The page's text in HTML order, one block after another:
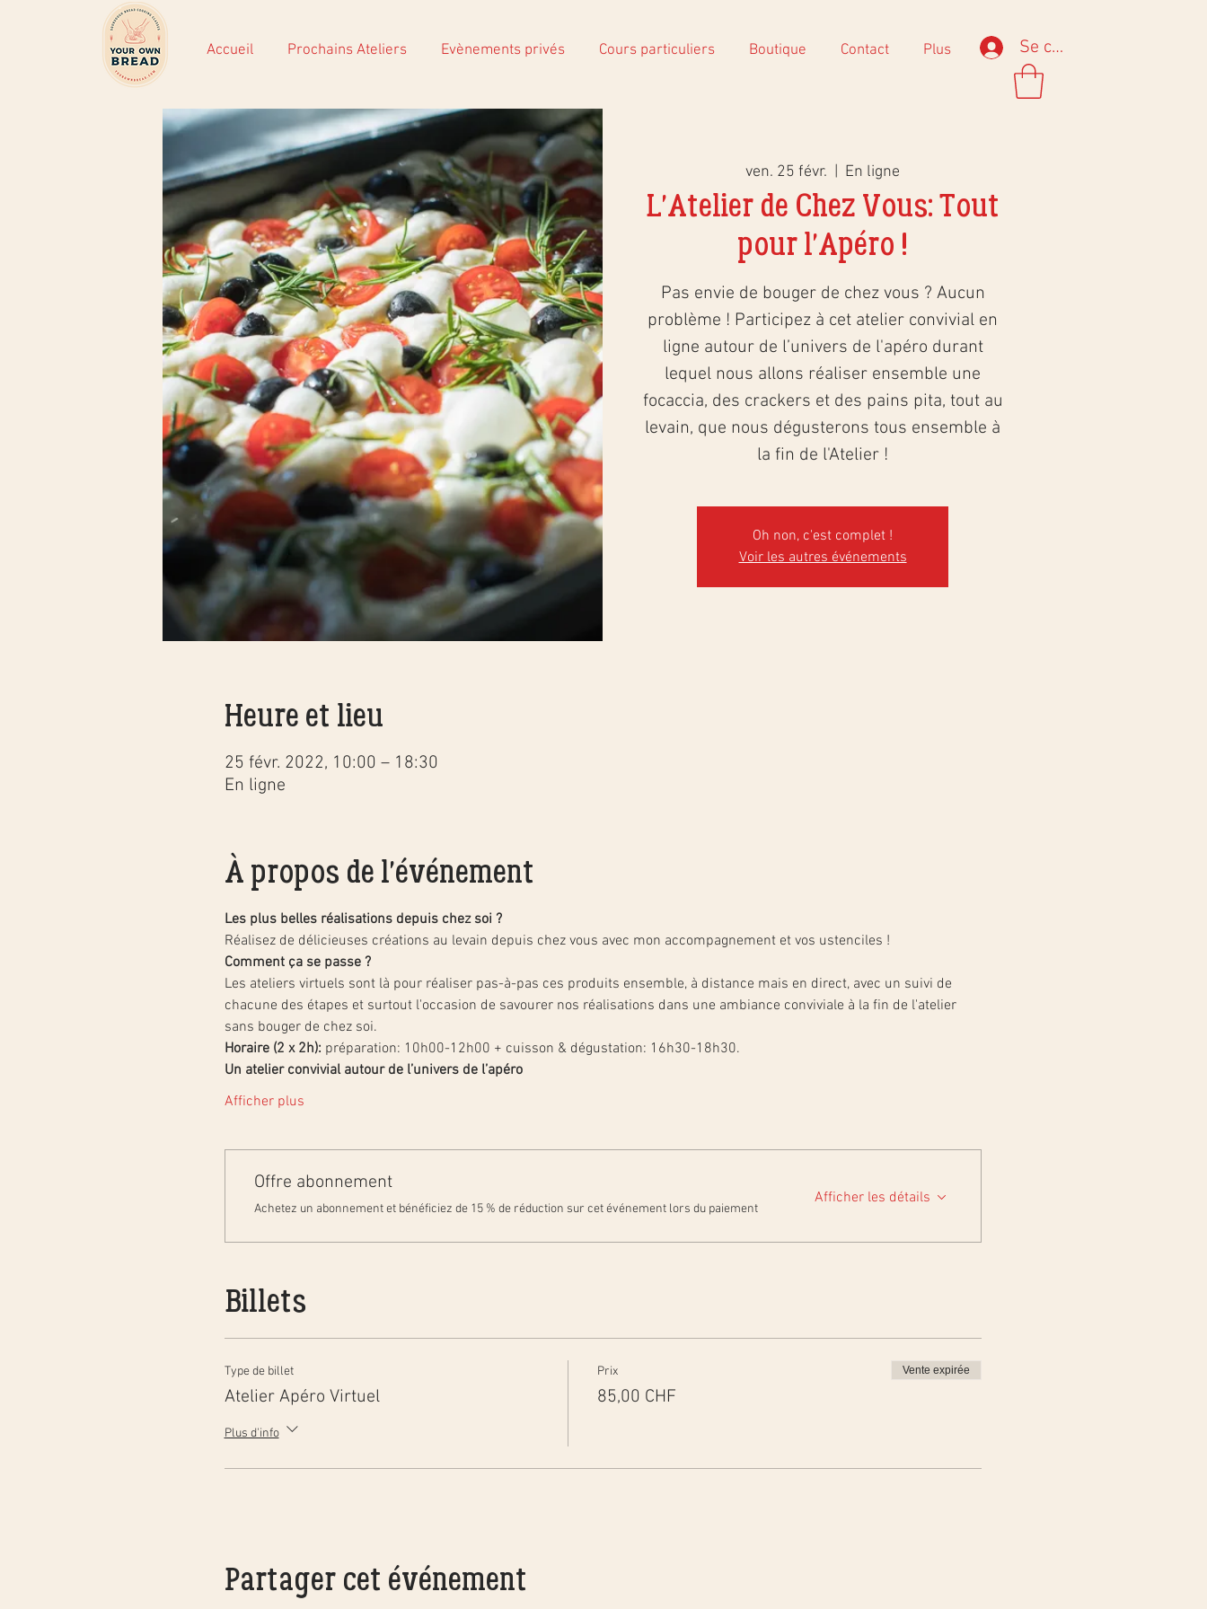
Accueil Prochains Ateliers Evènements privés Cours particuliers Boutique Contact Plus Se connecter
ven. 25 févr.
  |
En ligne
L'Atelier de Chez Vous: Tout
pour l'Apéro !
Pas envie de bouger de chez vous ? Aucun
problème ! Participez à cet atelier convivial en
ligne autour de l’univers de l'apéro durant
lequel nous allons réaliser ensemble une
focaccia, des crackers et des pains pita, tout au
levain, que nous dégusterons tous ensemble à
la fin de l'Atelier !
Oh non, c'est complet !
Voir les autres événements
Heure et lieu
25 févr. 2022, 10:00 – 18:30
En ligne
À propos de l'événement
Les plus belles réalisations depuis chez soi ?
Réalisez de délicieuses créations au levain depuis chez vous avec mon accompagnement et vos ustenciles !
Comment ça se passe ?
Les ateliers virtuels sont là pour réaliser pas-à-pas ces produits ensemble, à distance mais en direct, avec un suivi de
chacune des étapes et surtout l'occasion de savourer nos réalisations dans une ambiance conviviale à la fin de l'atelier
sans bouger de chez soi.
Horaire (2 x 2h): préparation: 10h00-12h00 + cuisson & dégustation: 16h30-18h30.
Un atelier convivial autour de l’univers de l’apéro
Afficher plus
Offre abonnement
Achetez un abonnement et bénéficiez de 15 % de réduction sur cet événement lors du paiement
Afficher les détails
Billets
Type de billet
Atelier Apéro Virtuel
Plus d'info
Prix
85,00 CHF
Vente expirée
Partager cet événement